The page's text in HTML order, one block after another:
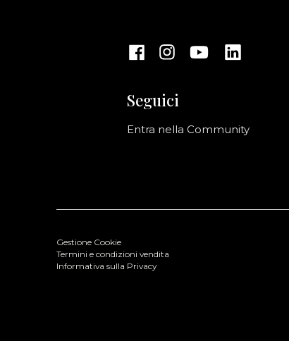
Seguici
Entra nella Community
Gestione Cookie
Termini e condizioni vendita
Informativa sulla Privacy